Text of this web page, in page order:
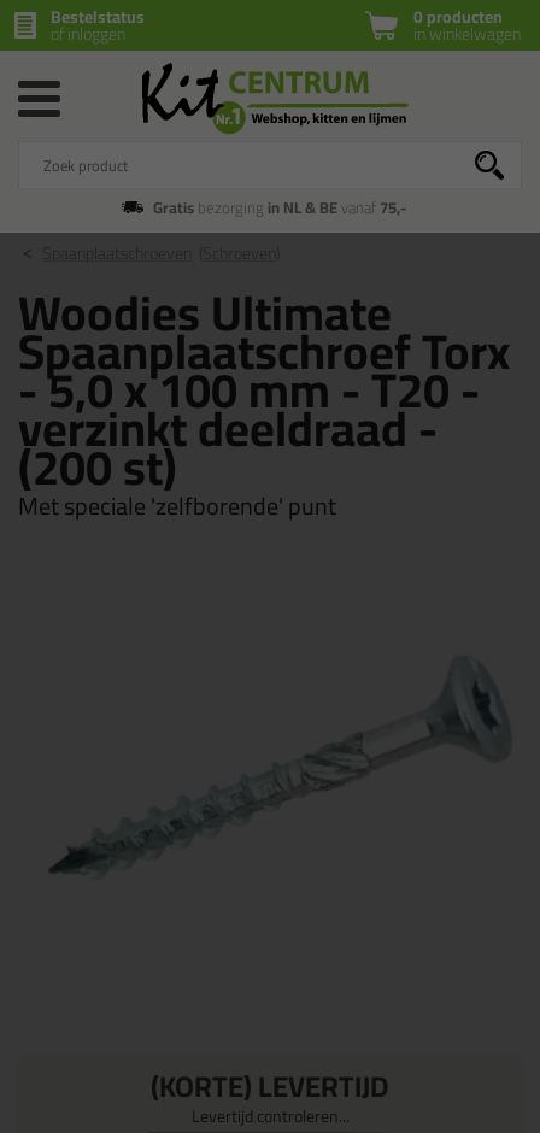
0 producten
in winkelwagen
Bestelstatus
of inloggen
Gratisbezorging in NL & BEvanaf75,-
Woodies Ultimate
Spaanplaatschroef Torx
- 5,0 x 100 mm - T20 -
verzinkt deeldraad -
(200 st)
Met speciale 'zelfborende' punt
(KORTE) LEVERTIJD
Levertijd controleren...